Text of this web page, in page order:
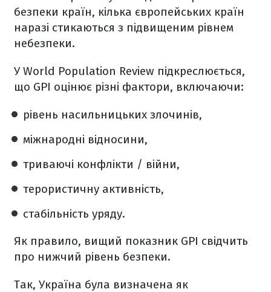
безпеки країн, кілька європейських країн
наразі стикаються з підвищеним рівнем
небезпеки.
У World Population Review підкреслюється,
що GPI оцінює різні фактори, включаючи:
рівень насильницьких злочинів,
міжнародні відносини,
триваючі конфлікти / війни,
терористичну активність,
стабільність уряду.
Як правило, вищий показник GPI свідчить
про нижчий рівень безпеки.
Так, Україна була визначена як